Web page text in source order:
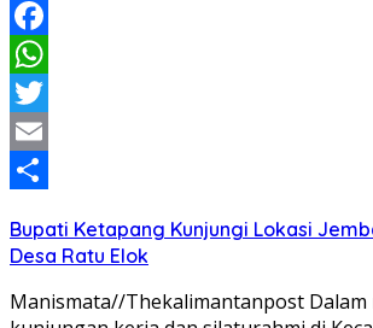
Facebook
WhatsApp
Twitter
Email
Bupati Ketapang Kunjungi Lokasi
Desa Ratu Elok
Manismata//Thekalimantanpost Dalam